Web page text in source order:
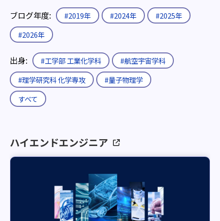
ブログ年度: #2019年 #2024年
#2025年
#2026年
出身: #工学部 工業化学科
#航空宇宙学科
#理学研究科 化学専攻
#量子物理学
すべて
ハイエンドエンジニア